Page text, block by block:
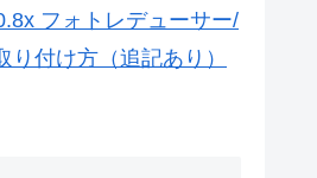
フォトレデューサー/
り付け方（追記あり）